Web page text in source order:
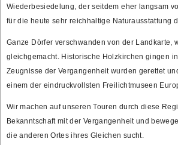
Wiederbesiedelung, der seitdem eher langsam
für die heute sehr reichhaltige Naturausstattung
Ganze Dörfer verschwanden von der Landkarte,
gleichgemacht. Historische Holzkirchen gingen
Zeugnisse der Vergangenheit wurden gerettet
einem der eindruckvollsten Freilichtmuseen
Wir machen auf unseren Touren durch diese
Bekanntschaft mit der Vergangenheit und
die anderen Ortes ihres Gleichen sucht.